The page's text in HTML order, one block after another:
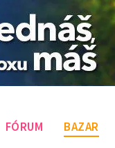
FÓRUM BAZAR